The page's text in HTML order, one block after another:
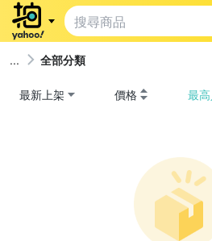
全部分類
最新上架 價格 最